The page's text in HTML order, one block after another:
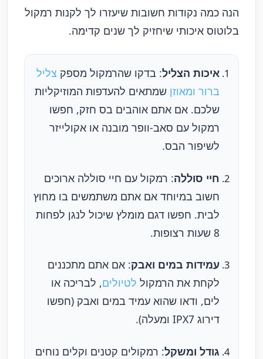
הנה כמה נקודות חשובות שיעזרו לך לקנות רמקול
בלוטוס איכותי שיחזיק לך שנים קדימה.
איכות הצליל: בדקו שהרמקול מספק צליל
ברור ומאוזן שמתאים להעדפות המוזיקליות
שלכם. אם אתם אוהבים בס חזק, חפשו
רמקול עם סאב-וופר מובנה או אקולייזר
לשיפור הבס.
חיי סוללה: רמקול עם חיי סוללה ארוכים
חשוב במיוחד אם אתם משתמשים בו מחוץ
לבית. חפשו דגם מומלץ שיכול לנגן לפחות
8 שעות רצופות.
עמידות במים ואבק: אם אתם מתכננים
לקחת את הרמקול לטיולים, לבריכה או
לים, ודאו שהוא עמיד במים ואבק (חפשו
דירוג IPX7 ומעלה).
גודל ומשקל: רמקולים קטנים וקלים נוחים